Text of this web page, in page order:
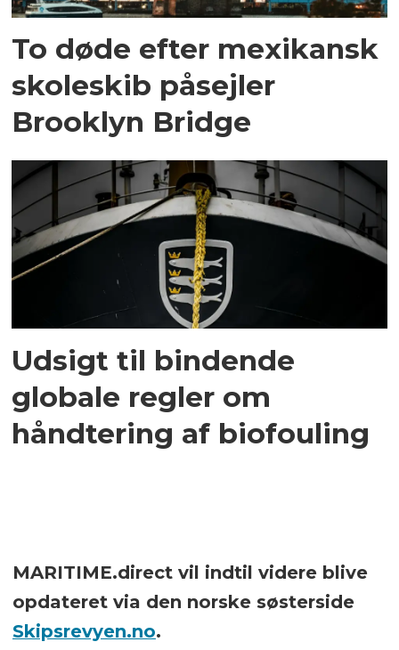
To døde efter mexikansk
skoleskib påsejler
Brooklyn Bridge
Udsigt til bindende
globale regler om
håndtering af biofouling
MARITIME.direct vil indtil videre blive
opdateret via den norske søsterside
Skipsrevyen.no.